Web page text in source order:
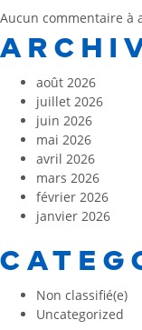
Aucun commentaire à
août 2026
juillet 2026
juin 2026
mai 2026
avril 2026
mars 2026
février 2026
janvier 2026
Non classifié(e)
Uncategorized